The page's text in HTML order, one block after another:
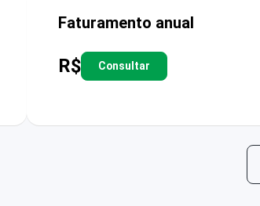
Faturamento anual
R$ Consultar